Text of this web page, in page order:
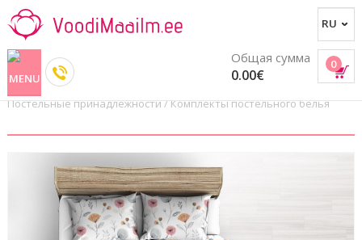
0
Общая сумма
0.00€
Постельные принадлежности/Комплекты постельного белья